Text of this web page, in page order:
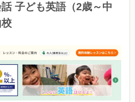
子ども英語（2歳～中